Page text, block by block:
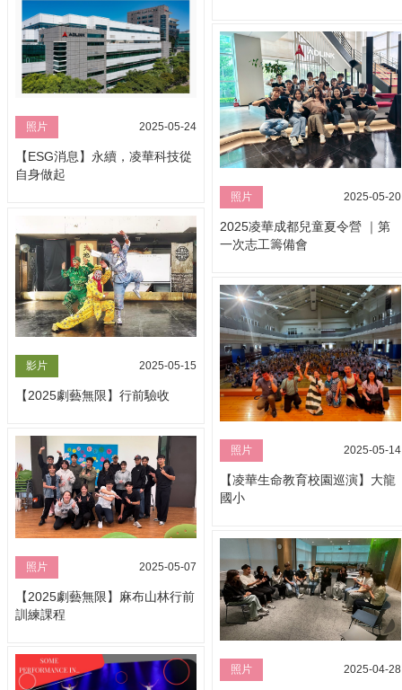
照片 2025-05-24
【ESG消息】永續，凌華科技從
自身做起
照片 2025-05-20
2025凌華成都兒童夏令營 ｜第
一次志工籌備會
影片 2025-05-15
【2025劇藝無限】行前驗收
照片 2025-05-14
【凌華生命教育校園巡演】大龍
國小
照片 2025-05-07
【2025劇藝無限】麻布山林行前
訓練課程
照片 2025-04-28